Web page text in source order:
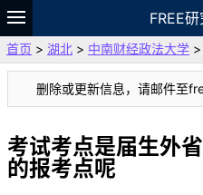
FREE
题库
故事 专题
VIP
资料
首页 > 湖北 > 中南财经政法大学 >
删除或更新信息，请邮件至
考试考点是届生外
的报考点呢